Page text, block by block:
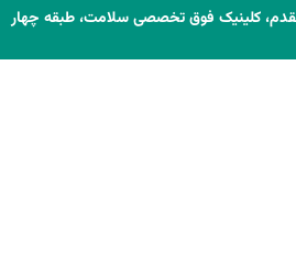
کلینیک فوق تخصصی سلامت، طبقه چهار